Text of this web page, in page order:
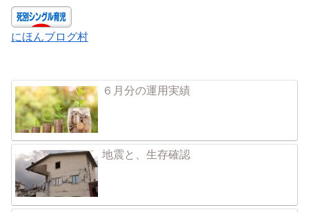
にほんブログ村
６月分の運用実績
地震と、生存確認